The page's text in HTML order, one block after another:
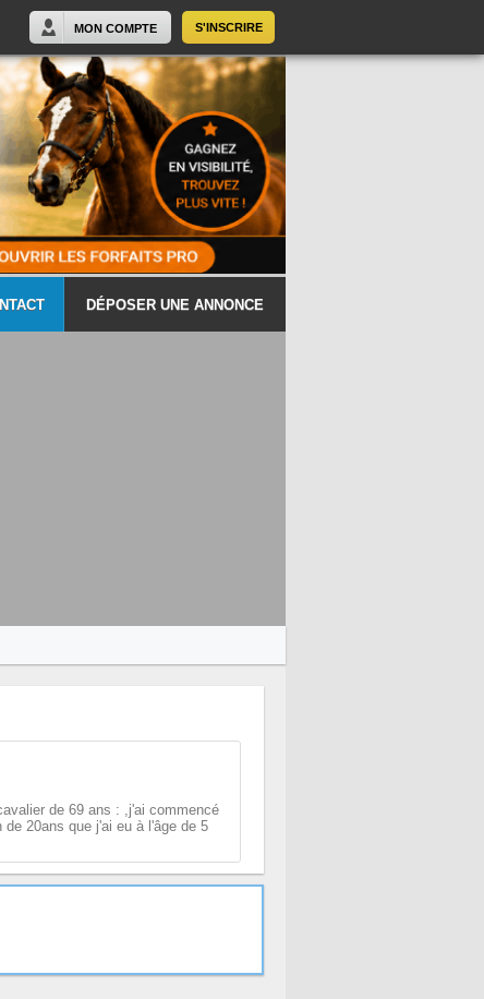
S'INSCRIRE
MON COMPTE
DÉPOSER UNE ANNONCE
de 69 ans : ,j'ai commencé
20ans que j'ai eu à l'âge de 5